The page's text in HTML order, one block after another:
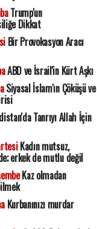
Trump'un
Dikkat
Bir Provokasyon Aracı
ABD ve İsrail'in Kürt Aşkı
Siyasal İslam'ın Çöküşü ve
Tanrıyı Allah İçin
Kadın mutsuz,
erkek de mutlu değil
Kaz olmadan
Kurbanınızı murdar